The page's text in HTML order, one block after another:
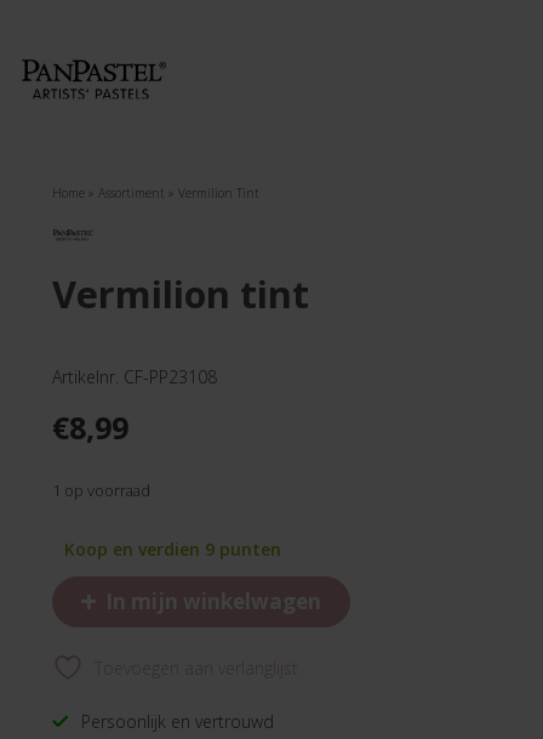
Home » Assortiment » Vermilion Tint
vermilion tint
Artikelnr. CF-PP23108
€8,99
1 op voorraad
Koop en verdien 9 punten
+ In mijn winkelwagen
Persoonlijk en vertrouwd